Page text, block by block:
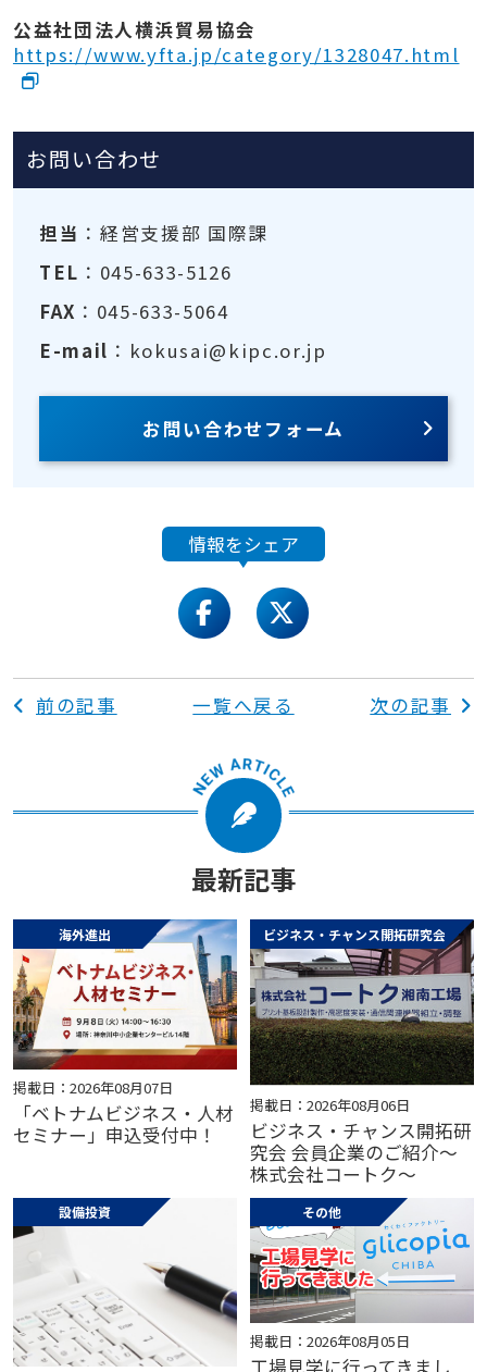
公益社団法人横浜貿易協会
https://www.yfta.jp/category/1328047.html
お問い合わせ
担当 ：経営支援部 国際課
TEL ：045-633-5126
FAX ：045-633-5064
E-mail ：kokusai@kipc.or.jp
お問い合わせフォーム
情報をシェア
facebooktwitter
前の記事 一覧へ戻る 次の記事
最新記事
海外進出
掲載日：2026年08月07日
「ベトナムビジネス・人材
セミナー」申込受付中！
ビジネス・チャンス開拓研究会
掲載日：2026年08月06日
ビジネス・チャンス開拓研
究会 会員企業のご紹介～
株式会社コートク～
設備投資 その他
掲載日：2026年08月05日
工場見学に行ってきまし